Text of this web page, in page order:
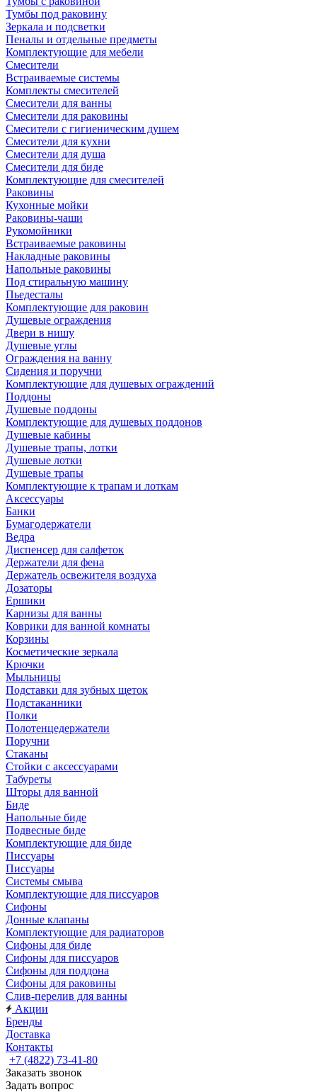
Тумбы под раковину
Зеркала и подсветки
Пеналы и отдельные предметы
Комплектующие для мебели
Смесители
Встраиваемые системы
Комплекты смесителей
Смесители для ванны
Смесители для раковины
Смесители с гигиеническим душем
Смесители для кухни
Смесители для душа
Смесители для биде
Комплектующие для смесителей
Раковины
Кухонные мойки
Раковины-чаши
Рукомойники
Встраиваемые раковины
Накладные раковины
Напольные раковины
Под стиральную машину
Пьедесталы
Комплектующие для раковин
Душевые ограждения
Двери в нишу
Душевые углы
Ограждения на ванну
Сидения и поручни
Комплектующие для душевых ограждений
Поддоны
Душевые поддоны
Комплектующие для душевых поддонов
Душевые кабины
Душевые трапы, лотки
Душевые лотки
Душевые трапы
Комплектующие к трапам и лоткам
Аксессуары
Банки
Бумагодержатели
Ведра
Диспенсер для салфеток
Держатели для фена
Держатель освежителя воздуха
Дозаторы
Ершики
Карнизы для ванны
Коврики для ванной комнаты
Корзины
Косметические зеркала
Крючки
Мыльницы
Подставки для зубных щеток
Подстаканники
Полки
Полотенцедержатели
Поручни
Стаканы
Стойки с аксессуарами
Табуреты
Шторы для ванной
Биде
Напольные биде
Подвесные биде
Комплектующие для биде
Писсуары
Писсуары
Системы смыва
Комплектующие для писсуаров
Сифоны
Донные клапаны
Комплектующие для радиаторов
Сифоны для биде
Сифоны для писсуаров
Сифоны для поддона
Сифоны для раковины
Слив-перелив для ванны
Акции
Бренды
Доставка
Контакты
+7 (4822) 73-41-80
Заказать звонок
Задать вопрос